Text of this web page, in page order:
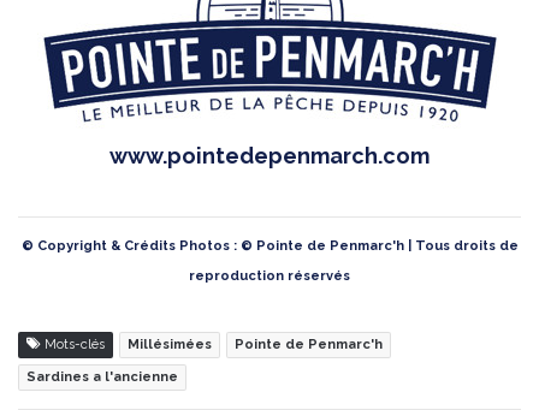
www.pointedepenmarch.com
© Copyright & Crédits Photos : © Pointe de Penmarc'h | Tous droits de
reproduction réservés
Mots-clés Millésimées Pointe de Penmarc'h
Sardines a l'ancienne